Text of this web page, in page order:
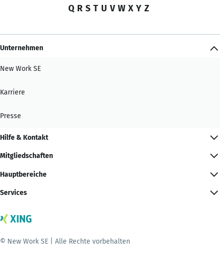
Q R S T U V W X Y Z
Unternehmen
New Work SE
Karriere
Presse
Hilfe & Kontakt
Mitgliedschaften
Hauptbereiche
Services
© New Work SE | Alle Rechte vorbehalten